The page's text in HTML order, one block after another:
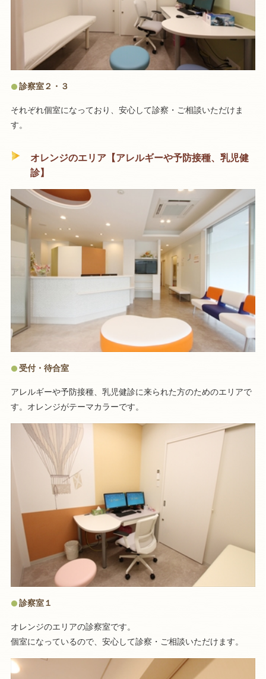
診察室２・３
それぞれ個室になっており、安心して診察・ご相談いただけま
す。
オレンジのエリア【アレルギーや予防接種、乳児健
診】
受付・待合室
アレルギーや予防接種、乳児健診に来られた方のためのエリアで
す。オレンジがテーマカラーです。
診察室１
オレンジのエリアの診察室です。
個室になっているので、安心して診察・ご相談いただけます。